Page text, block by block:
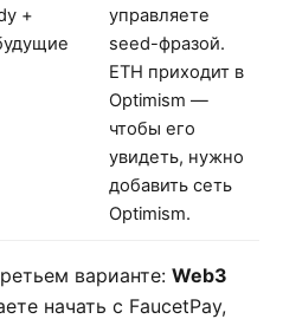
+
управляете
seed-фразой.
ETH приходит в
Optimism —
чтобы его
увидеть, нужно
добавить сеть
Optimism.
варианте: Web3
начать с FaucetPay,